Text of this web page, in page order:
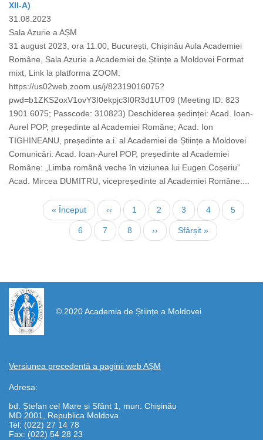
XII-A)
31.08.2023
Sala Azurie a AȘM
31 august 2023, ora 11.00, București, Chișinău Aula Academiei
Române, Sala Azurie a Academiei de Științe a Moldovei Format
mixt, Link la platforma ZOOM:
https://us02web.zoom.us/j/82319016075?
pwd=b1ZKS2oxV1ovY3I0ekpjc3I0R3d1UT09 (Meeting ID: 823
1901 6075; Passcode: 310823) Deschiderea ședinței: Acad. Ioan-
Aurel POP, președinte al Academiei Române; Acad. Ion
TIGHINEANU, președinte a.i. al Academiei de Științe a Moldovei
Comunicări: Acad. Ioan-Aurel POP, președinte al Academiei
Române: „Limba română veche în viziunea lui Eugen Coșeriu”
Acad. Mircea DUMITRU, vicepreședinte al Academiei Române:...
Prima
pagină
« Început
Pagina
anterioară
‹‹ Page
1 Page
2
Pagina
curentă
3 Page
4 Page
5
Page
6 Page
7 Page
8
Pagina
următoare
››
Ultima
pagină
Sfârșit »
© 2020 Academia de Științe a Moldovei
Versiunea precedentă a paginii web AȘM
Adresa:
bd. Ștefan cel Mare și Sfânt 1, mun. Chișinău
MD 2001, Republica Moldova
Tel: (022) 27 14 78
Fax: (022) 54 28 23
https://propletenie.ru/